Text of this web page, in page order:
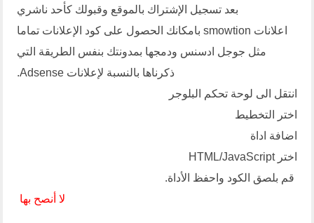
بعد تسجيل الإشتراك بالموقع وقبولك كأحد ناشري
اعلانات smowtion بامكانك الحصول على كود الإعلانات تماما
مثل جوجل ادسنس ودمجها بمدونتك بنفس الطريقة التي
ذكرناها بالنسبة لإعلانات Adsense.
انتقل الى لوحة تحكم البلوجر
اختر التخطيط
اضافة اداة
اختر HTML/JavaScript
قم بلصق الكود واحفظ الأداة.
لا أنصح بها